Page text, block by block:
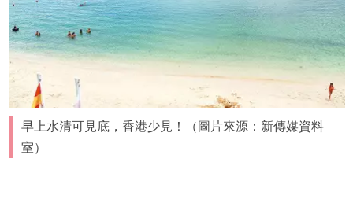
早上水清可見底，香港少見！（圖片來源：新傳媒資料
室）